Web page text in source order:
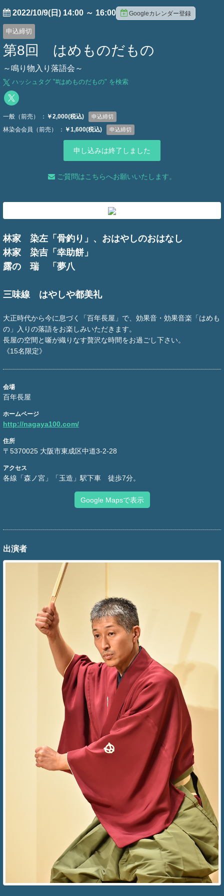
2022/10/9(日) 14:00 ～ 16:00 Googleカレンダー登録
申込締切
第8回 はめものだもの
～鳴り物入り落語会～
ハッシュタグ "#はめものだもの" を検索
一般（前売） ： ￥2,000(税込) 申込締切
林染会会員（前売） ： ￥1,600(税込) 申込締切
申し込みは終了しました
ご質問はこちらへお願いいたします。
林家 染左「骨釣り」、おはやしのおはなし
林家 染吉「幸助餅」
露の 瑞 「夢八
三味線 はやしや都美礼
大正時代から今に息づく「百年長屋」で、効果音・効果音楽「はめも
の」入りの落語をお楽しみいただきます。
長屋の空間と噺が織りなす贅沢な時間をお過ごし下さい。
《15名限定》
会場
百年長屋
ホームページ
http://nagaya100.com/
住所
〒5370025 大阪市東成区中道3-2-28
アクセス
各線「森ノ宮」「玉造」駅下車 徒歩7分。
Google Mapsで表示
出演者